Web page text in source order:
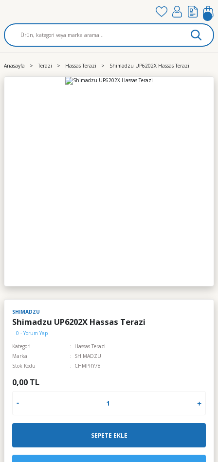
Anasayfa Terazi Hassas Terazi Shimadzu UP6202X Hassas Terazi
SHIMADZU
Shimadzu UP6202X Hassas Terazi
0 - Yorum Yap
Kategori
Hassas Terazi
Marka
SHIMADZU
Stok Kodu
CHMPRY78
0,00 TL
SEPETE EKLE